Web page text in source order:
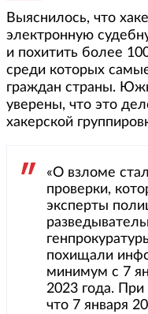
Выяснилось, что
электронную
и похитить более
среди которых
граждан страны.
уверены, что это
хакерской
«О взломе
проверки,
эксперты
похищали
минимум с 7
2023 года. При
что 7 января